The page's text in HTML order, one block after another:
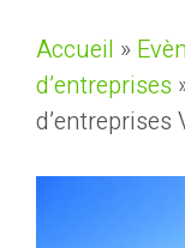
Accueil »
d’entreprises
d’entreprises